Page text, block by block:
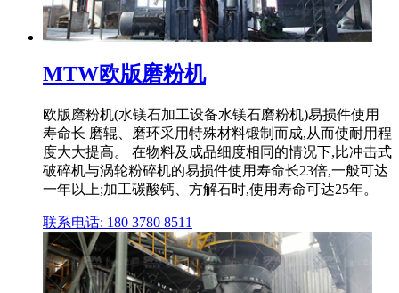
MTW欧版磨粉机
欧版磨粉机(水镁石加工设备水镁石磨粉机)易损件使用
寿命长 磨辊、磨环采用特殊材料锻制而成,从而使耐用程
度大大提高。 在物料及成品细度相同的情况下,比冲击式
破碎机与涡轮粉碎机的易损件使用寿命长23倍,一般可达
一年以上;加工碳酸钙、方解石时,使用寿命可达25年。
联系电话: 180 3780 8511